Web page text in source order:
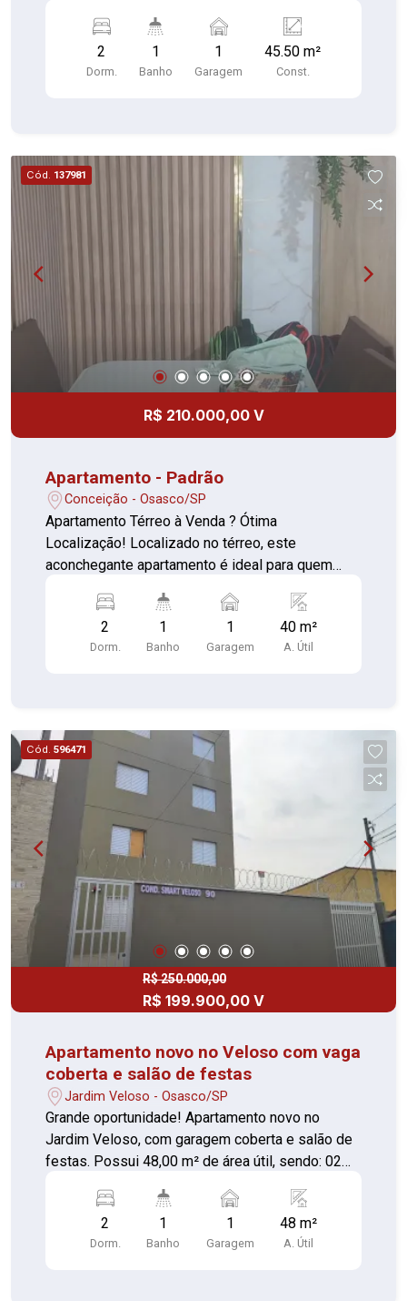
churrasqueira, salão de festa, bloco muito
tranquilo e condomínio bem organizado, portaria
24 horas. Terminal de ônibus ao lado. Localização
sua visita ou mande sua proposta diretamente
para proprietário através do nosso contato
2
Dorm.
1
Banho
1
Garagem
45.50 m²
Const.
Cód. 137981
R$ 210.000,00 V
Apartamento - Padrão
Conceição - Osasco/SP
Apartamento Térreo à Venda ? Ótima
Localização! Localizado no térreo, este
aconchegante apartamento é ideal para quem
serviços essenciais. Próximo ao Terminal Jardim
Olaria do Nino, Supermercado e com fácil acesso
à Rodovia Raposo Tavares! 02 Dormitórios com
garagem Financia! Aproveite a oportunidade de
conquistar seu imóvel próprio com facilidade.
Entre em contato e agende uma visita!
2
Dorm.
1
Banho
1
Garagem
40 m²
A. Útil
Cód. 596471
R$ 250.000,00
R$ 199.900,00 V
Apartamento novo no Veloso com vaga
coberta e salão de festas
Jardim Veloso - Osasco/SP
Grande oportunidade! Apartamento novo no
Jardim Veloso, com garagem coberta e salão de
festas. Possui 48,00 m² de área útil, sendo: 02
social. 01 vaga de moto Próximo a Av. Sarah
Veloso - Supermercado Cercadão Aproveite,
agende sua visita e tenha a preferência de
2
Dorm.
1
Banho
1
Garagem
48 m²
A. Útil